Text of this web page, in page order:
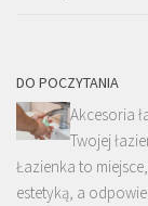
DO POCZYTANIA
Akcesoria
Twojej
Łazienka to
estetyką, a